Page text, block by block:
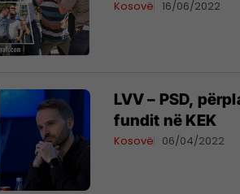
Kosovë 16/06/2022
LVV – PSD,
fundit në KEK
Kosovë 06/04/2022